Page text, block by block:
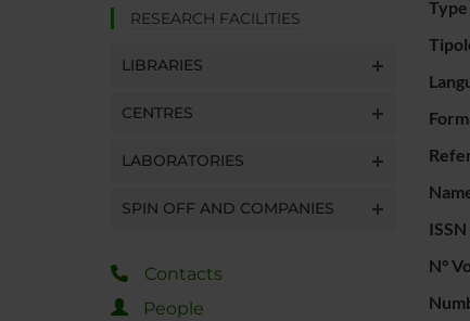
RESEARCH FACILITIES
LIBRARIES
CENTRES
LABORATORIES
SPIN OFF AND COMPANIES
Contacts
People
N°